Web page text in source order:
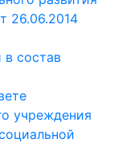
26.06.2014
в состав
учреждения